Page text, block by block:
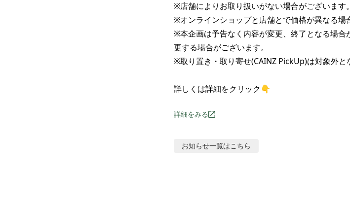
※店舗によりお取り扱いがない場合がございます。
※オンラインショップと店舗とで価格が異なる場
※本企画は予告なく内容が変更、終了となる場
更する場合がございます。
※取り置き・取り寄せ(CAINZ PickUp)は対象外と
詳しくは詳細をクリック👇
詳細をみる
お知らせ一覧はこちら